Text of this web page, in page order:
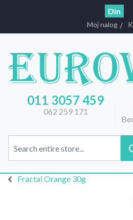
Din
Moj nalog
011 3057 459
062 259 171
Fractal Orange 30g